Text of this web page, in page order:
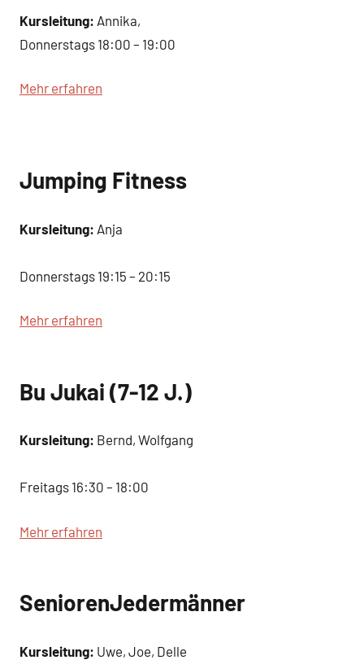
Kursleitung: Annika,
Donnerstags 18:00 – 19:00
Mehr erfahren
Jumping Fitness
Kursleitung: Anja
Donnerstags 19:15 – 20:15
Mehr erfahren
Bu Jukai (7-12 J.)
Kursleitung: Bernd, Wolfgang
Freitags 16:30 – 18:00
Mehr erfahren
SeniorenJedermänner
Kursleitung: Uwe, Joe, Delle